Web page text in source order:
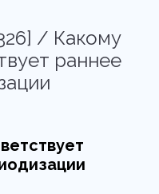
/ Какому
раннее